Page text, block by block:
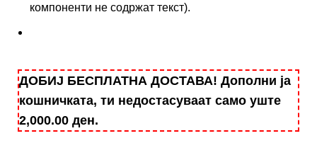
компоненти не содржат текст).
ДОБИЈ БЕСПЛАТНА ДОСТАВА! Дополни ја
кошничката, ти недостасуваат само уште
2,000.00 ден.